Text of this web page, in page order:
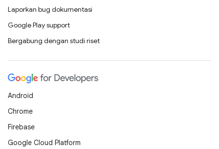
Laporkan bug dokumentasi
Google Play support
Bergabung dengan studi riset
Android
Chrome
Firebase
Google Cloud Platform